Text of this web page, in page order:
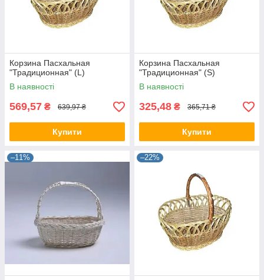
Корзина Пасхальная
"Традиционная" (L)
В наявності
569,57 ₴ 639,97 ₴
Купити
Корзина Пасхальная
"Традиционная" (S)
В наявності
325,48 ₴ 365,71 ₴
Купити
–11% –22%